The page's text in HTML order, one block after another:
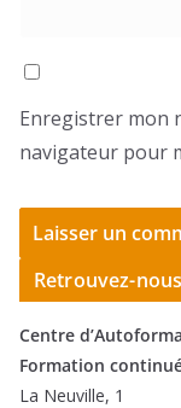
Enregistrer mon
navigateur pour
Retrouvez-nous
Centre
Formation
La Neuville, 1